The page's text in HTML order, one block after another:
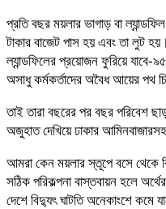
প্রতি বছর ময়লার ভাগাড় বা
টাকার বাজেট পাস হয় এবং তা লুট
ল্যান্ডফিলের প্রয়োজন ফুরিয়ে যাবে-
অসাধু কর্মকর্তাদের অবৈধ আয়ের পথ
তাই তারা বছরের পর বছর পরিবেশ
অজুহাত দেখিয়ে ঢাকার
আমরা কেন ময়লার স্তূপে বসে থেকে
সঠিক পরিকল্পনা বাস্তবায়ন হলে
দেশে বিদ্যুৎ ঘাটতি অনেকাংশে কমে